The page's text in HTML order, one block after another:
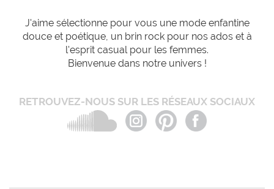
J'aime sélectionne pour vous une mode enfantine
douce et poétique, un brin rock pour nos ados et à
l'esprit casual pour les femmes.
Bienvenue dans notre univers !
RETROUVEZ-NOUS SUR LES RÉSEAUX SOCIAUX